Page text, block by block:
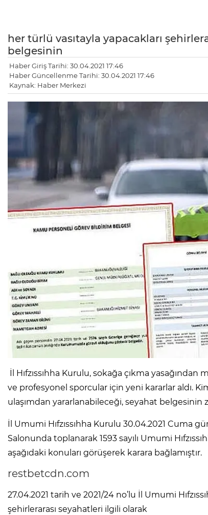
her türlü vasıtayla yapacakları
belgesinin
Haber Giriş Tarihi: 30.04.2021 17:46
Haber Güncellenme Tarihi: 30.04.2021 17:46
Kaynak: Haber Merkezi
İl Hıfzıssıhha Kurulu, sokağa çıkma
ve profesyonel sporcular için yeni kararlar aldı.
ulaşımdan yararlanabileceği, seyahat belgesinin
İl Umumi Hıfzıssıhha Kurulu 30.04.2021 Cuma
Salonunda toplanarak 1593 sayılı Umumi
aşağıdaki konuları görüşerek karara bağlamıştır.
restbetcdn.com
27.04.2021 tarih ve 2021/24 no’lu İl Umumi
şehirlerarası seyahatleri ilgili olarak